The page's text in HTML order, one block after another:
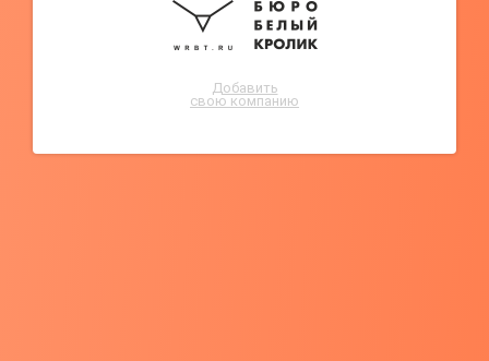
Добавить
свою компанию